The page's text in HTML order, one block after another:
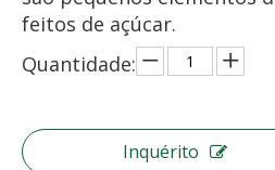
feitos de açúcar.
Quantidade:
Inquérito